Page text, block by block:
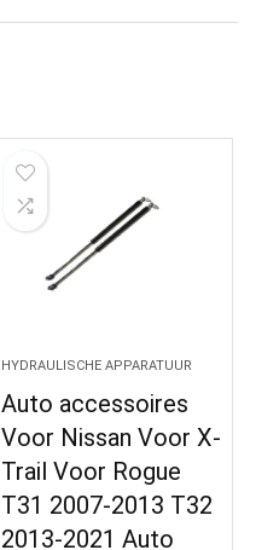
HYDRAULISCHE APPARATUUR
Auto accessoires
Voor Nissan Voor X-
Trail Voor Rogue
T31 2007-2013 T32
2013-2021 Auto